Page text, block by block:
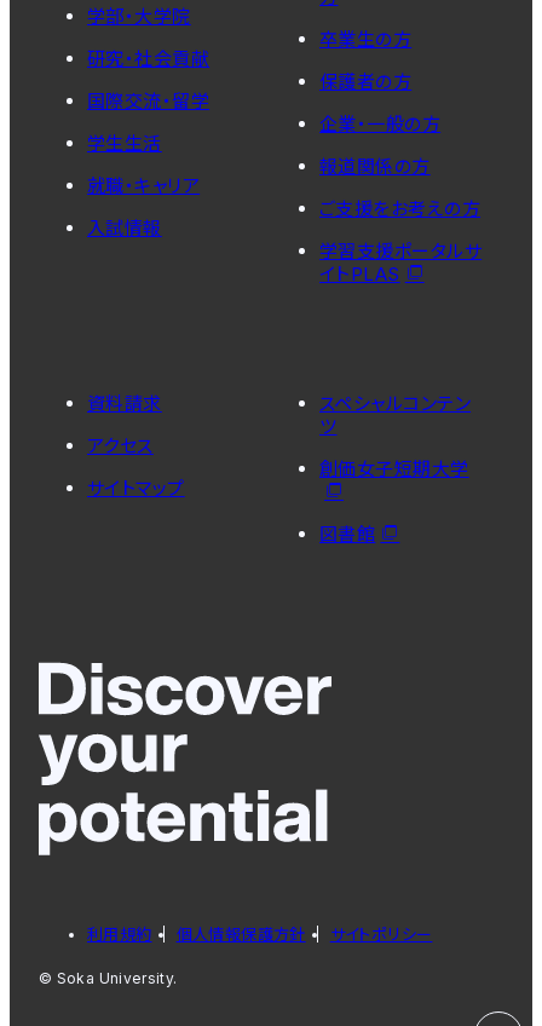
学部・大学院
研究・社会貢献
国際交流・留学
学生生活
就職・キャリア
入試情報
卒業生の方
保護者の方
企業・一般の方
報道関係の方
ご支援をお考えの方
学習支援ポータルサ
イトPLAS
資料請求
アクセス
サイトマップ
スペシャルコンテン
ツ
創価女子短期大学
図書館
利用規約 個人情報保護方針 サイトポリシー
© Soka University.